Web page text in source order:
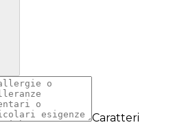
Caratteri